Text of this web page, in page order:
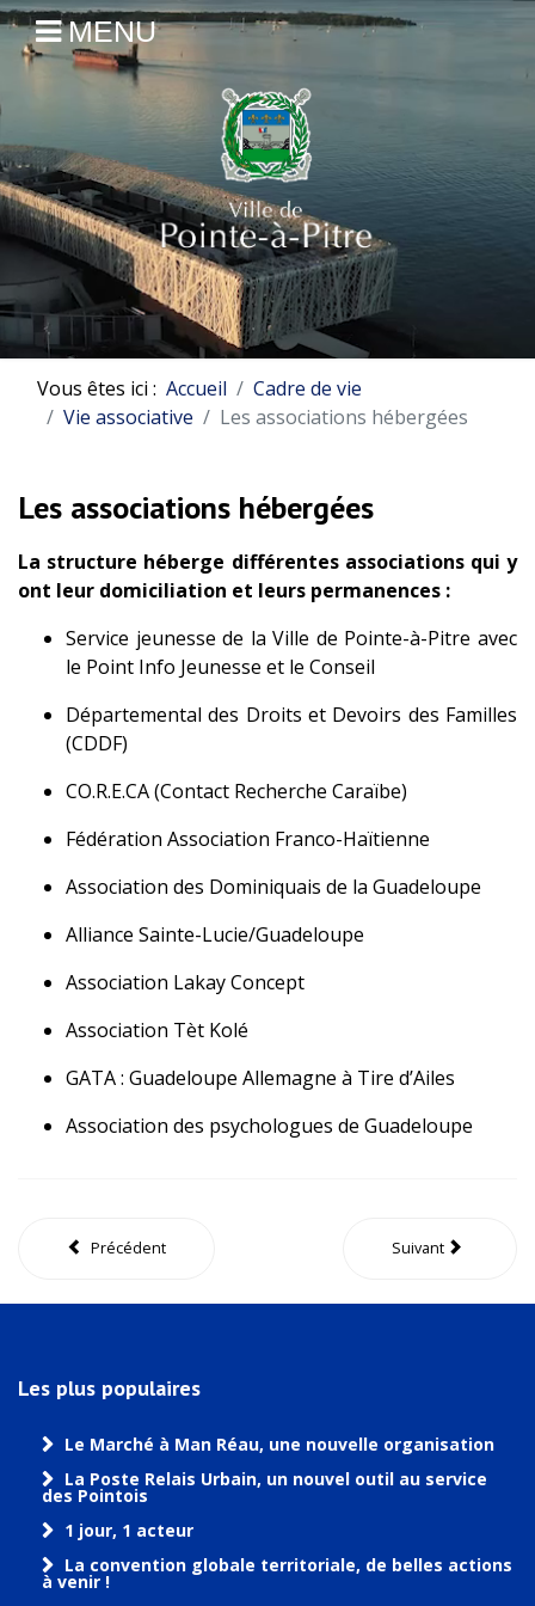
MENU
Vous êtes ici : Accueil
Cadre de vie
Vie associative
Les associations hébergées
Les associations hébergées
La structure héberge différentes associations qui y
ont leur domiciliation et leurs permanences :
Service jeunesse de la Ville de Pointe-à-Pitre avec
le Point Info Jeunesse et le Conseil
Départemental des Droits et Devoirs des Familles
(CDDF)
CO.R.E.CA (Contact Recherche Caraïbe)
Fédération Association Franco-Haïtienne
Association des Dominiquais de la Guadeloupe
Alliance Sainte-Lucie/Guadeloupe
Association Lakay Concept
Association Tèt Kolé
GATA : Guadeloupe Allemagne à Tire d’Ailes
Association des psychologues de Guadeloupe
Précédent Suivant
Les plus populaires
Le Marché à Man Réau, une nouvelle organisation
La Poste Relais Urbain, un nouvel outil au service
des Pointois
1 jour, 1 acteur
La convention globale territoriale, de belles actions
à venir !